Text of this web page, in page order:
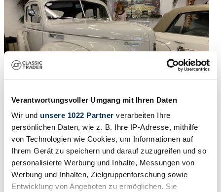
Verantwortungsvoller Umgang mit Ihren Daten
Wir und unsere 1022 Partner verarbeiten Ihre
persönlichen Daten, wie z. B. Ihre IP-Adresse, mithilfe
von Technologien wie Cookies, um Informationen auf
Ihrem Gerät zu speichern und darauf zuzugreifen und so
personalisierte Werbung und Inhalte, Messungen von
Werbung und Inhalten, Zielgruppenforschung sowie
Entwicklung von Angeboten zu ermöglichen. Sie
Rapport
1940 | Chrysler Windsor Series 25
€ 44.9904 jaar geleden